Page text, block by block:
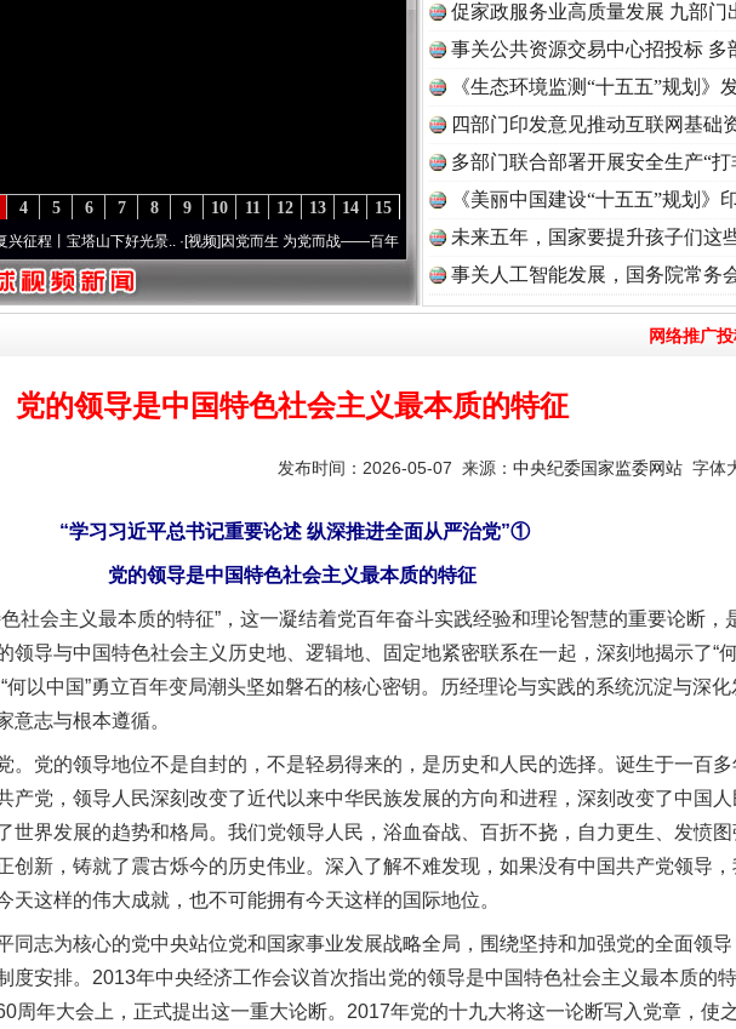
15
14
13
12
11
10
9
8
7
6
5
4
塔山下好光景..·[视频]因党而生 为党而战——百年“纪”事⑧加强纪律..·[视频]牢记初心使命 奋进复兴征程丨“转折
促家政服务业高质量发展 九部门
事关公共资源交易中心招投标 多
《生态环境监测“十五五”规划》
读
四部门印发意见推动互联网基础
多部门联合部署开展安全生产“
《美丽中国建设“十五五”规划》
未来五年，国家要提升孩子们这
事关人工智能发展，国务院常务
网络推广
党的领导是中国特色社会主义最本质的特征
发布时间：2026-05-07 来源： 中央纪委国家监委网站 字体
“学习习近平总书记重要论述 纵深推进全面从严治党”①
党的领导是中国特色社会主义最本质的特征
会主义最本质的特征”，这一凝结着党百年奋斗实践经验和理论智慧的重要论断，
领导与中国特色社会主义历史地、逻辑地、固定地紧密联系在一起，深刻地揭示了“
何以中国”勇立百年变局潮头坚如磐石的核心密钥。历经理论与实践的系统沉淀与深
意志与根本遵循。
党的领导地位不是自封的，不是轻易得来的，是历史和人民的选择。诞生于一百多
产党，领导人民深刻改变了近代以来中华民族发展的方向和进程，深刻改变了中国
世界发展的趋势和格局。我们党领导人民，浴血奋战、百折不挠，自力更生、发愤
创新，铸就了震古烁今的历史伟业。深入了解不难发现，如果没有中国共产党领导，
天这样的伟大成就，也不可能拥有今天这样的国际地位。
志为核心的党中央站位党和国家事业发展战略全局，围绕坚持和加强党的全面领导
度安排。2013年中央经济工作会议首次指出党的领导是中国特色社会主义最本质的
周年大会上，正式提出这一重大论断。2017年党的十九大将这一论断写入党章，使